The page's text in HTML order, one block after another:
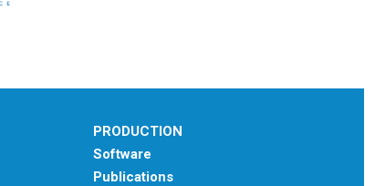
PRODUCTION
Software
Publications